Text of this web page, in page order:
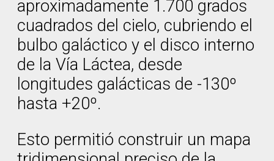
aproximadamente 1.700 grados
cuadrados del cielo, cubriendo el
bulbo galáctico y el disco interno
de la Vía Láctea, desde
longitudes galácticas de -130º
hasta +20º.
Esto permitió construir un mapa